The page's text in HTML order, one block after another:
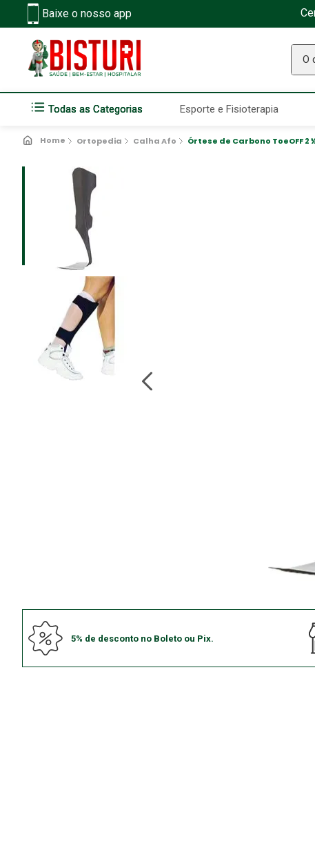
Baixe o nosso app
O
Todas as Categorias Esporte e Fisioterapia
Ortopedia Calha Afo Órtese de Carbono ToeOFF
5% de desconto no Boleto ou Pix.
2º